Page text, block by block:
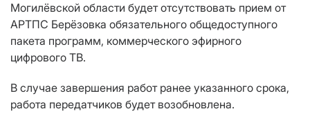
Могилёвской области будет отсутствовать прием от
АРТПС Берёзовка обязательного общедоступного
пакета программ, коммерческого эфирного
цифрового ТВ.
В случае завершения работ ранее указанного срока,
работа передатчиков будет возобновлена.